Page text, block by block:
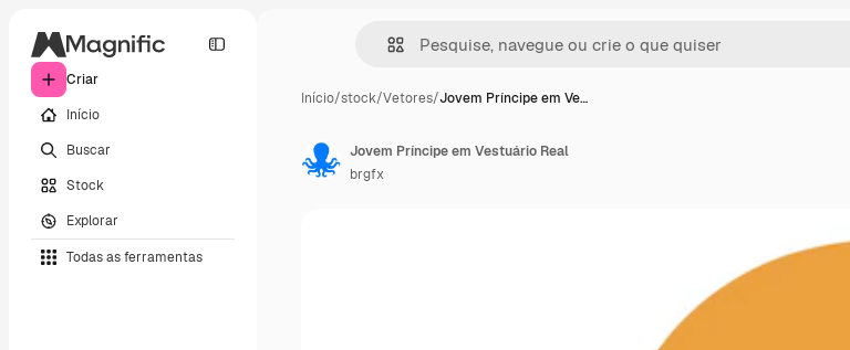
Criar
Início
Buscar
Stock
Explorar
Todas as ferramentas
Início/stock/Vetores/Jovem Príncipe em Ve…
Jovem Príncipe em Vestuário Real
brgfx